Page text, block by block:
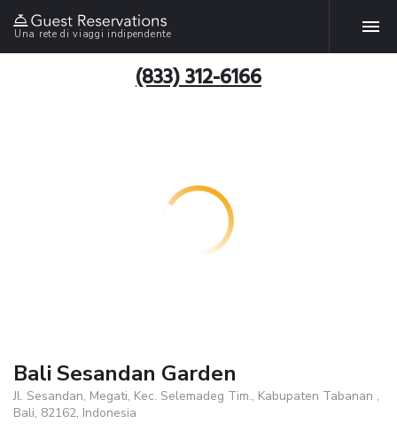
Una rete di viaggi indipendente
(833) 312-6166
Bali Sesandan Garden
Jl. Sesandan, Megati, Kec. Selemadeg Tim., Kabupaten Tabanan ,
Bali, 82162, Indonesia